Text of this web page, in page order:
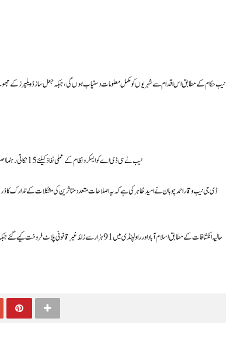
نیب حکام کے مطابق اس اقدام سے شہریوں کو مکمل معلومات دستیاب ہوں گی، جبکہ جعل ساز ڈویلپرز
نیب نے سی ڈی اے کو ایسکرو نظام کے عملی نفاذ کیلئے 15 نکاتی رہنما اصول بھی فراہم کیے ہیں، جو مرکزی ڈیجیٹل پورٹل کے ساتھ جڑ کر مالی اور ترقیاتی شفافیت میں اہم کردار ادا کریں گے۔
ڈی جی نیب وقار احمد چوہان نے امید ظاہر کی ہے کہ یہ اصلاحات متعدد متاثرین کی مشکلات کے تدارک کا